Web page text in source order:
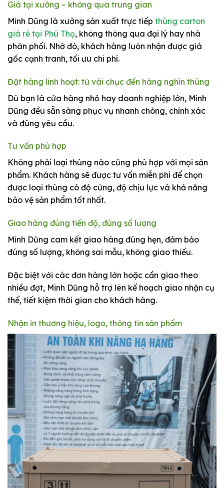
Giá tại xưởng – không qua trung gian
Minh Dũng là xưởng sản xuất trực tiếp thùng carton
giá rẻ tại Phú Thọ, không thông qua đại lý hay nhà
phân phối. Nhờ đó, khách hàng luôn nhận được giá
gốc cạnh tranh, tối ưu chi phí.
Đặt hàng linh hoạt: từ vài chục đến hàng nghìn thùng
Dù bạn là cửa hàng nhỏ hay doanh nghiệp lớn, Minh
Dũng đều sẵn sàng phục vụ nhanh chóng, chính xác
và đúng yêu cầu.
Tư vấn phù hợp
Không phải loại thùng nào cũng phù hợp với mọi sản
phẩm. Khách hàng sẽ được tư vấn miễn phí để chọn
được loại thùng có độ cứng, độ chịu lực và khả năng
bảo vệ sản phẩm tốt nhất.
Giao hàng đúng tiến độ, đúng số lượng
Minh Dũng cam kết giao hàng đúng hẹn, đảm bảo
đúng số lượng, không sai mẫu, không giao thiếu.
Đặc biệt với các đơn hàng lớn hoặc cần giao theo
nhiều đợt, Minh Dũng hỗ trợ lên kế hoạch giao nhận cụ
thể, tiết kiệm thời gian cho khách hàng.
Nhận in thương hiệu, logo, thông tin sản phẩm